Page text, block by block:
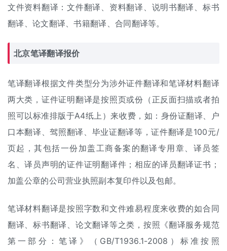
文件资料翻译：文件翻译、资料翻译、 说明书翻译
标书
翻译
论文翻译 、书籍翻译、 合同翻译等。
北京笔译翻译报价
笔译翻译根据文件类型分为涉外证件翻译和笔译材料翻译
两大类，证件证明翻译是按照页或份（正反面扫描或者拍
照可以标准排版于A4纸上）来收费，如：身份证翻译、户
口本翻译、驾照翻译、毕业证翻译等，证件翻译是100元/
页起，其包括一份加盖工商备案的翻译专用章、译员签
名、译员声明的证件证明翻译件；相应的译员翻译证书；
加盖公章的公司营业执照副本复印件以及包邮。
笔译材料翻译是按照字数和文件难易程度来收费的如合同
翻译、标书翻译、论文翻译等之类，按照《翻译服务规范
第一部分：笔译》（GB/T1936.1-2008）标准按照